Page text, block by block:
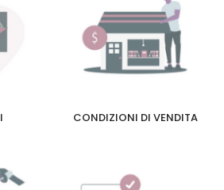
CONDIZIONI DI VENDITA